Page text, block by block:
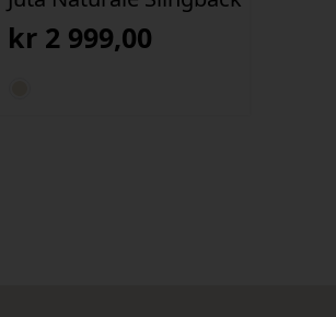
kr 2 999,00